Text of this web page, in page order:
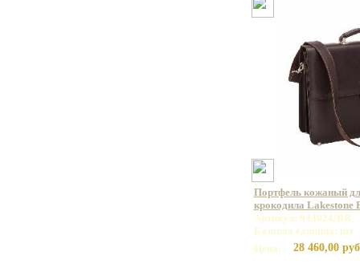
Портфель кожаный
крокодила Lakestone
Артикул: 943024/BR
Базовая единица: шт
Цена:
28 460,00